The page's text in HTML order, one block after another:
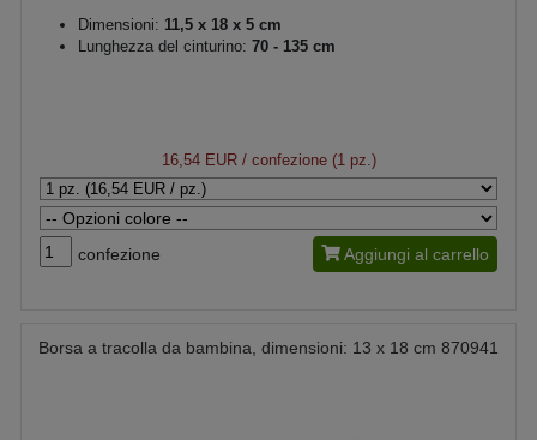
Dimensioni: 11,5 x 18 x 5 cm
Lunghezza del cinturino: 70 - 135 cm
16,54 EUR/ confezione (1 pz.)
confezione Aggiungi al carrello
Borsa a tracolla da bambina, dimensioni: 13 x 18 cm 870941